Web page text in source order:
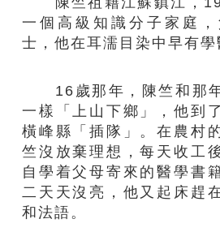
一個高級知識分子家庭
士，他在耳濡目染中早有學
16歲那年，陳竺和那年
一樣「上山下鄉」，他到
橫峰縣「插隊」。在農村
竺沒放棄理想，每天收工
自學着父母寄來的醫學書
二天天沒亮，他又起床趕
和法語。